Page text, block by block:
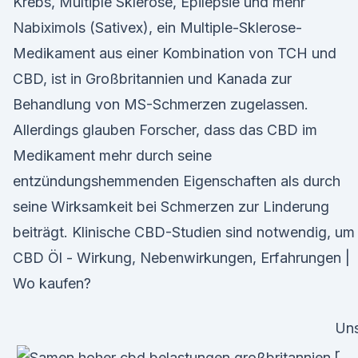
Nabiximols (Sativex), ein Multiple-Sklerose-
Medikament aus einer Kombination von TCH und
CBD, ist in Großbritannien und Kanada zur
Behandlung von MS-Schmerzen zugelassen.
Allerdings glauben Forscher, dass das CBD im
Medikament mehr durch seine
entzündungshemmenden Eigenschaften als durch
seine Wirksamkeit bei Schmerzen zur Linderung
beiträgt. Klinische CBD-Studien sind notwendig, um
CBD Öl - Wirkung, Nebenwirkungen, Erfahrungen |
Wo kaufen?
r